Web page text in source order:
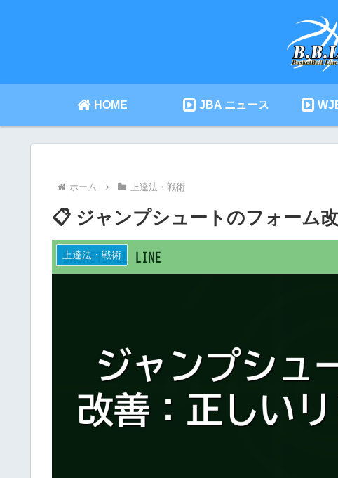
HOME JBA ニュース
ホーム 上達法・戦術
📋 ジャンプシュートのフォーム
上達法・戦術